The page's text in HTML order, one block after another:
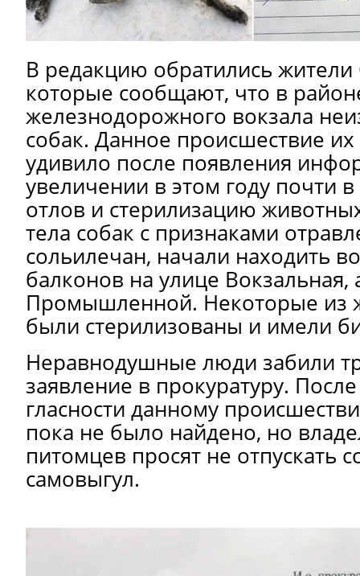
В редакцию обратились
которые сообщают, что в
железнодорожного вокзала
собак. Данное происшествие
удивило после появления
увеличении в этом году почти
отлов и стерилизацию
тела собак с признаками
сольилечан, начали находить
балконов на улице Вокзальная,
Промышленной. Некоторые из
были стерилизованы и имели
Неравнодушные люди забили
заявление в прокуратуру.
гласности данному
пока не было найдено, но
питомцев просят не отпускать
самовыгул.